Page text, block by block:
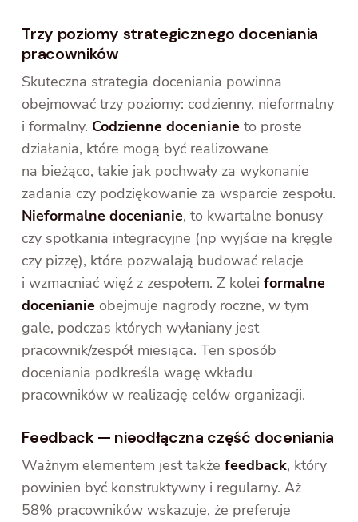
Trzy poziomy strategicznego doceniania
pracowników
Skuteczna strategia doceniania powinna
obejmować trzy poziomy: codzienny, nieformalny
i formalny. Codzienne docenianie to proste
działania, które mogą być realizowane
na bieżąco, takie jak pochwały za wykonanie
zadania czy podziękowanie za wsparcie zespołu.
Nieformalne docenianie, to kwartalne bonusy
czy spotkania integracyjne (np wyjście na kręgle
czy pizzę), które pozwalają budować relacje
i wzmacniać więź z zespołem. Z koleiformalne
docenianie obejmuje nagrody roczne, w tym
gale, podczas których wyłaniany jest
pracownik/zespół miesiąca. Ten sposób
doceniania podkreśla wagę wkładu
pracowników w realizację celów organizacji.
Feedback — nieodłączna część doceniania
Ważnym elementem jest takżefeedback, który
powinien być konstruktywny i regularny. Aż
58% pracowników wskazuje, że preferuje